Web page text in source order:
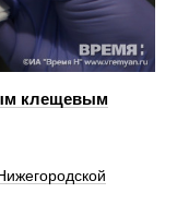
клещевым